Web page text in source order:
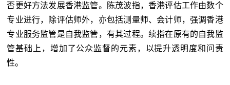
否更好方法发展香港监管。陈茂波指，香港评估工作由数个
专业进行，除评估师外，亦包括测量师、会计师，强调香港
专业服务监管是自我监管，有其过程。续指在原有的自我监
管基础上，增加了公众监督的元素，以提升透明度和问责
性。